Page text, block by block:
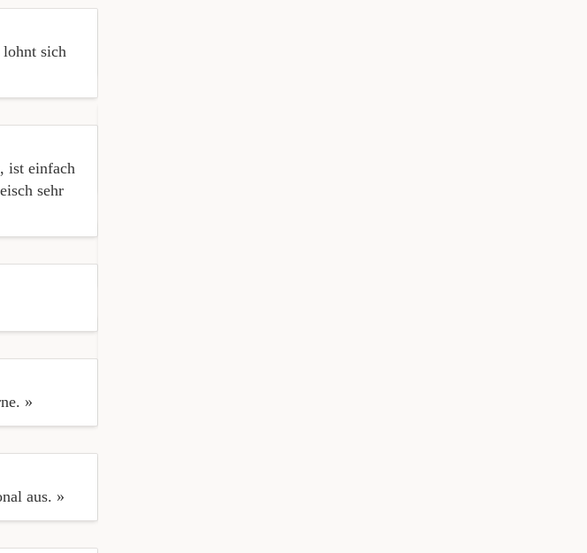
lohnt sich
ist einfach
sehr
»
aus. »